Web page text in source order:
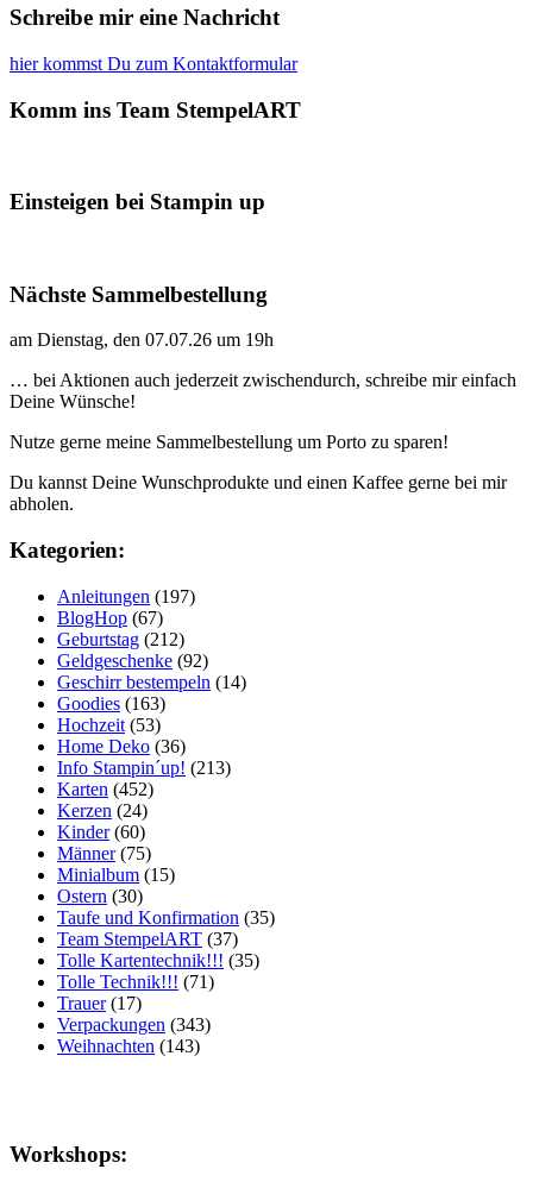
Schreibe mir eine Nachricht
hier kommst Du zum Kontaktformular
Komm ins Team StempelART
Einsteigen bei Stampin up
Nächste Sammelbestellung
am Dienstag, den 07.07.26 um 19h
… bei Aktionen auch jederzeit zwischendurch, schreibe mir einfach
Deine Wünsche!
Nutze gerne meine Sammelbestellung um Porto zu sparen!
Du kannst Deine Wunschprodukte und einen Kaffee gerne bei mir
abholen.
Kategorien:
Anleitungen (197)
BlogHop (67)
Geburtstag (212)
Geldgeschenke (92)
Geschirr bestempeln (14)
Goodies (163)
Hochzeit (53)
Home Deko (36)
Info Stampin´up! (213)
Karten (452)
Kerzen (24)
Kinder(60)
Männer(75)
Minialbum (15)
Ostern (30)
Taufe und Konfirmation (35)
Team StempelART (37)
Tolle Kartentechnik!!! (35)
Tolle Technik!!! (71)
Trauer(17)
Verpackungen (343)
Weihnachten (143)
Workshops: